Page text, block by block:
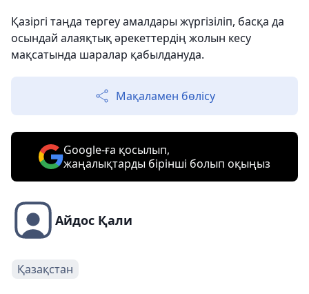
Қазіргі таңда тергеу амалдары жүргізіліп, басқа да
осындай алаяқтық әрекеттердің жолын кесу
мақсатында шаралар қабылдануда.
Мақаламен бөлісу
Google-ға қосылып,
жаңалықтарды бірінші болып оқыңыз
Айдос Қали
Қазақстан